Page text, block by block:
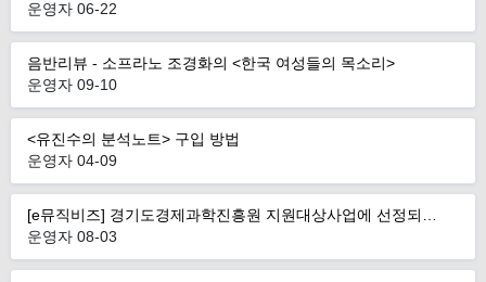
운영자 06-22
음반리뷰 - 소프라노 조경화의 <한국 여성들의 목소리>
운영자 09-10
<유진수의 분석노트> 구입 방법
운영자 04-09
[e뮤직비즈] 경기도경제과학진흥원 지원대상사업에 선정되…
운영자 08-03